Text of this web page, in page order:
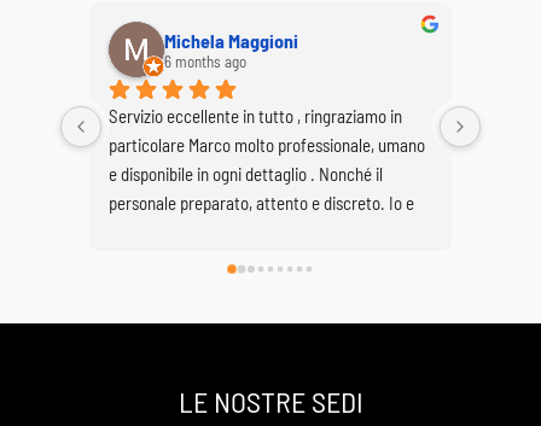
Michela Maggioni
6 months ago
Servizio eccellente in tutto , ringraziamo in
particolare Marco molto professionale, umano
e disponibile in ogni dettaglio . Nonché il
personale preparato, attento e discreto. Io e
di avervi scelto e così facendo onorato al
spenta a 89 anni ma che sarà per sempre la
Daniela e Giovanna Bonaiti
LE NOSTRE SEDI